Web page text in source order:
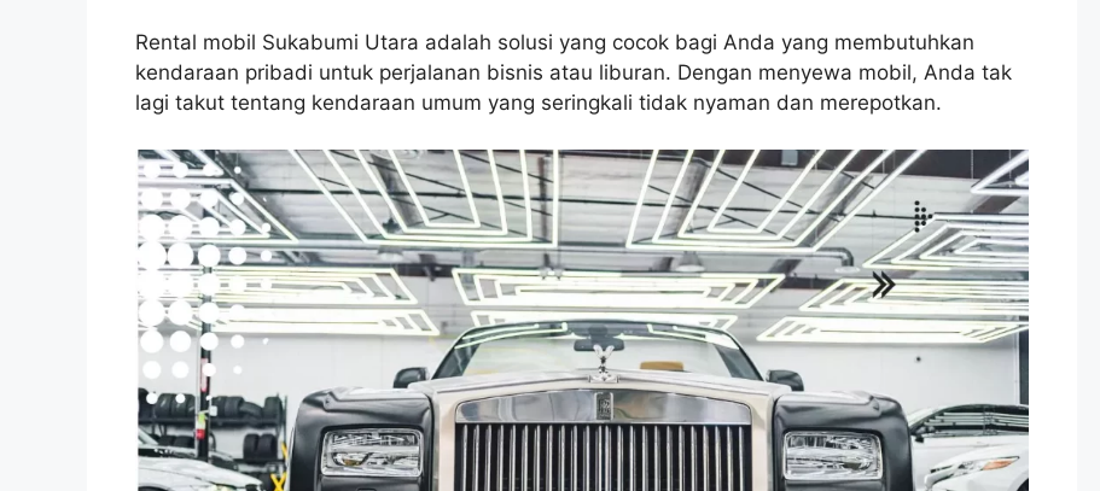
Rental mobil Sukabumi Utara adalah solusi yang cocok bagi Anda yang membutuhkan
kendaraan pribadi untuk perjalanan bisnis atau liburan. Dengan menyewa mobil, Anda tak
lagi takut tentang kendaraan umum yang seringkali tidak nyaman dan merepotkan.